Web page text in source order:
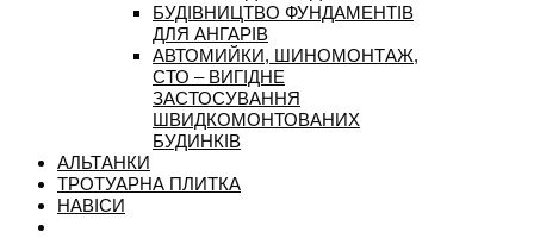
БУДІВНИЦТВО ФУНДАМЕНТІВ
ДЛЯ АНГАРІВ
АВТОМИЙКИ, ШИНОМОНТАЖ,
СТО – ВИГІДНЕ
ЗАСТОСУВАННЯ
ШВИДКОМОНТОВАНИХ
БУДИНКІВ
АЛЬТАНКИ
ТРОТУАРНА ПЛИТКА
НАВІСИ